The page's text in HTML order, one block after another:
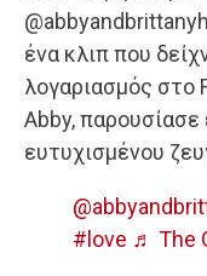
ένα κλιπ που
λογαριασμός στο
Abby,
ευτυχισμένου
#love ♬ The